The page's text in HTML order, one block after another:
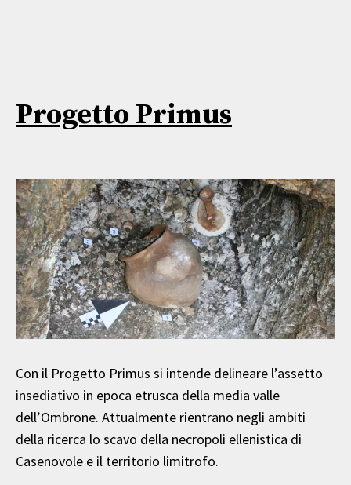
Progetto Primus
Con il Progetto Primus si intende delineare l’assetto
insediativo in epoca etrusca della media valle
dell’Ombrone. Attualmente rientrano negli ambiti
della ricerca lo scavo della necropoli ellenistica di
Casenovole e il territorio limitrofo.